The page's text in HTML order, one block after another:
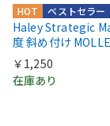
ベストセラー
HOT
Haley Strategic
度 斜め付け
￥1,250
在庫あり